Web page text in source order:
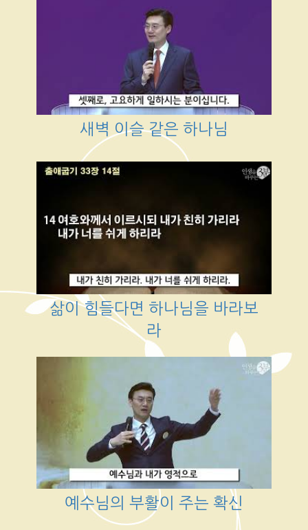
새벽 이슬 같은 하나님
삶이 힘들다면 하나님을 바라보
라
예수님의 부활이 주는 확신